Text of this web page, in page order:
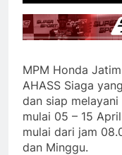
MPM Honda
AHASS Siaga
dan siap
mulai 05 – 15
mulai dari jam
dan Minggu.